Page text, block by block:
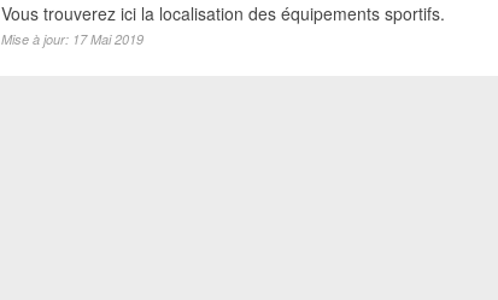
Vous trouverez ici la localisation des équipements sportifs.
Mise à jour: 17 Mai 2019